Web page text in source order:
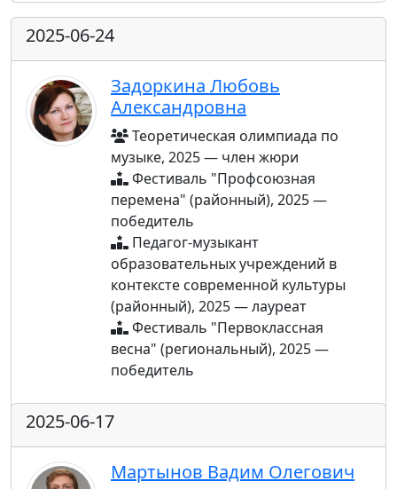
2025-06-24
Задоркина Любовь
Александровна
Теоретическая олимпиада по
музыке, 2025 — член жюри
Фестиваль "Профсоюзная
перемена" (районный), 2025 —
победитель
Педагог-музыкант
образовательных учреждений в
контексте современной культуры
(районный), 2025 — лауреат
Фестиваль "Первоклассная
весна" (региональный), 2025 —
победитель
2025-06-17
Мартынов Вадим Олегович